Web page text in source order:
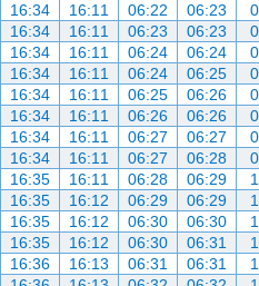
06:23
06:22
16:11
16:34
06:23
06:23
16:11
16:34
06:24
06:24
16:11
16:34
06:25
06:24
16:11
16:34
06:26
06:25
16:11
16:34
06:26
06:26
16:11
16:34
06:27
06:27
16:11
16:34
06:28
06:27
16:11
16:34
06:29
06:28
16:11
16:35
06:29
06:29
16:12
16:35
06:30
06:30
16:12
16:35
06:31
06:30
16:12
16:35
06:31
06:31
16:13
16:36